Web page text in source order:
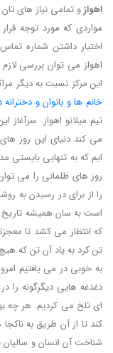
اهوازو تمامی نیاز های
مواردی که مورد توجه
اختیار داشتن شماره
اهواز می توان بررسی
این مرکز نسبت به دیگر
خانم ها و بانوان و دخترانه
تیم میلانو اهواز.
می کند دنیای این روز
ایم که به تنهایی بایستی
روز های ظلمانی را می
را از برای در رسیدن به
است به سان همیشه تاریخ
که انتظار می کشد تا
تن کرد به یاد آن تن که
به خوبی در می یافتیم
دغدغه هایی دیگرگونه
ای تلخ می کردیم. هر چه
کند تا از آن طریق به
شناخت آن انسان و سالیان